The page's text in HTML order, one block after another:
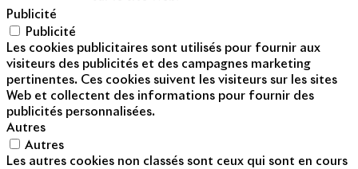
Publicité
Publicité
Les cookies publicitaires sont utilisés pour fournir aux
visiteurs des publicités et des campagnes marketing
pertinentes. Ces cookies suivent les visiteurs sur les sites
Web et collectent des informations pour fournir des
publicités personnalisées.
Autres
Autres
Les autres cookies non classés sont ceux qui sont en cours